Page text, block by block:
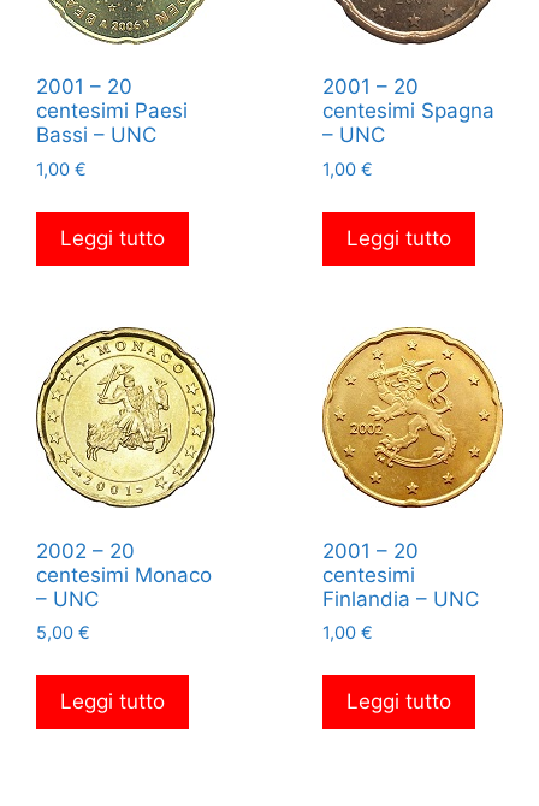
2001 – 20
centesimi Paesi
Bassi – UNC
1,00 €
Leggi tutto
2001 – 20
centesimi Spagna
– UNC
1,00 €
Leggi tutto
2002 – 20
centesimi Monaco
– UNC
5,00 €
Leggi tutto
2001 – 20
centesimi
Finlandia – UNC
1,00 €
Leggi tutto